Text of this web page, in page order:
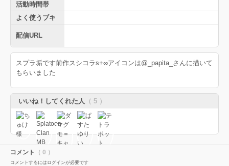
活動時間帯
よく使うブキ
配信URL
スプラ垢です前作スシコラs+∞アイコンは@_papita_さんに描いて
もらいました
いいね！してくれた人 （ 5 ）
コメント （ 0 ）
コメントするにはログインが必要です